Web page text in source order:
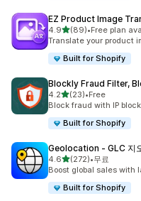
EZ Product Image
4.9별 5개 중
(89)
총 리뷰 89개
•Free plan
Translate your product
Built for Shopify
Blockly Fraud Filter,
4.2별 5개 중
(23)
총 리뷰 23개
•Free
Block fraud with IP
Built for Shopify
Geolocation ‑ GLC 지
4.6별 5개 중
(272)
총 리뷰 272개
•무료
Boost global sales with
Built for Shopify